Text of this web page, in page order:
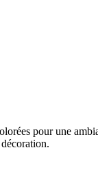
pour une